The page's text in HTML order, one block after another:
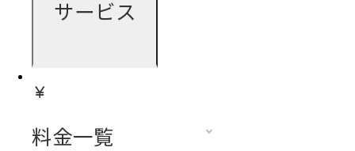
サービス
料金一覧